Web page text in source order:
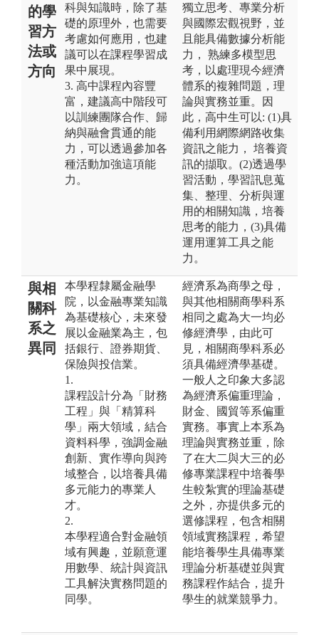
的學
習方
法或
方向
科與知識時，除了基
礎的原理外，也需要
考慮如何應用，也建
議可以在課程學習成
果中展現。
3. 高中課程內容豐
富，建議高中階段可
以訓練團隊合作、歸
納與融會貫通的能
力，可以透過參加各
種活動加強這項能
力。
獨立思考、專業分析
與國際宏觀視野，並
且能具備數據分析能
力， 熟練多模型思
考，以處理現今經濟
體系的複雜問題，理
論與實務並重。因
此，高中生可以: (1)具
備利用網際網路收集
資訊之能力， 培養資
訊的擷取。(2)透過學
習活動，學習訊息蒐
集、整理、分析與運
用的相關知識，培養
思考的能力，(3)具備
運用運算工具之能
力。
與相
關科
系之
異同
本學程隸屬金融學
院，以金融專業知識
為基礎核心，未來發
展以金融業為主，包
括銀行、證券期貨、
保險與投信業。
1.
課程設計分為「財務
工程」與「精算科
學」兩大領域，結合
資料科學，強調金融
創新、實作導向與跨
域整合，以培養具備
多元能力的專業人
才。
2.
本學程適合對金融領
域有興趣，並願意運
用數學、統計與資訊
工具解決實務問題的
同學。
經濟系為商學之母，
與其他相關商學科系
相同之處為大一均必
修經濟學，由此可
見，相關商學科系必
須具備經濟學基礎。
一般人之印象大多認
為經濟系偏重理論，
財金、國貿等系偏重
實務。事實上本系為
理論與實務並重，除
了在大二與大三的必
修專業課程中培養學
生較紮實的理論基礎
之外，亦提供多元的
選修課程，包含相關
領域實務課程，希望
能培養學生具備專業
理論分析基礎並與實
務課程作結合，提升
學生的就業競爭力。